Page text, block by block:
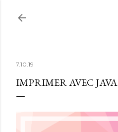
7.10.19
IMPRIMER AVEC JAVA